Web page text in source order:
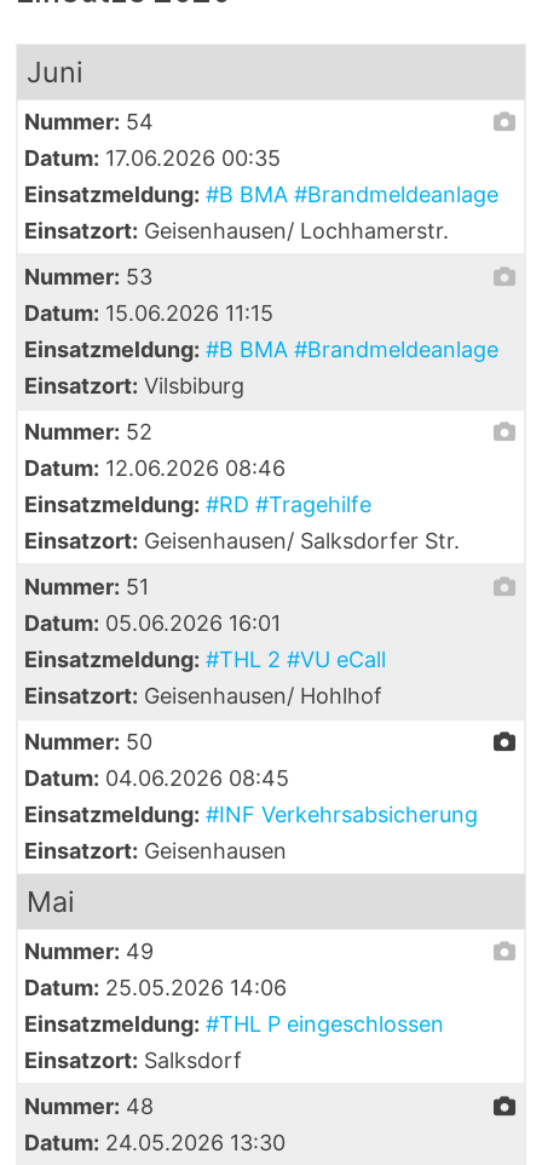
Juni
Nummer: 54
Datum: 17.06.2026 00:35
Einsatzmeldung: #B BMA #Brandmeldeanlage
Einsatzort: Geisenhausen/ Lochhamerstr.
Nummer: 53
Datum: 15.06.2026 11:15
Einsatzmeldung: #B BMA #Brandmeldeanlage
Einsatzort: Vilsbiburg
Nummer: 52
Datum: 12.06.2026 08:46
Einsatzmeldung: #RD #Tragehilfe
Einsatzort: Geisenhausen/ Salksdorfer Str.
Nummer: 51
Datum: 05.06.2026 16:01
Einsatzmeldung: #THL 2 #VU eCall
Einsatzort: Geisenhausen/ Hohlhof
Nummer: 50
Datum: 04.06.2026 08:45
Einsatzmeldung: #INF Verkehrsabsicherung
Einsatzort: Geisenhausen
Mai
Nummer: 49
Datum: 25.05.2026 14:06
Einsatzmeldung: #THL P eingeschlossen
Einsatzort: Salksdorf
Nummer: 48
Datum: 24.05.2026 13:30